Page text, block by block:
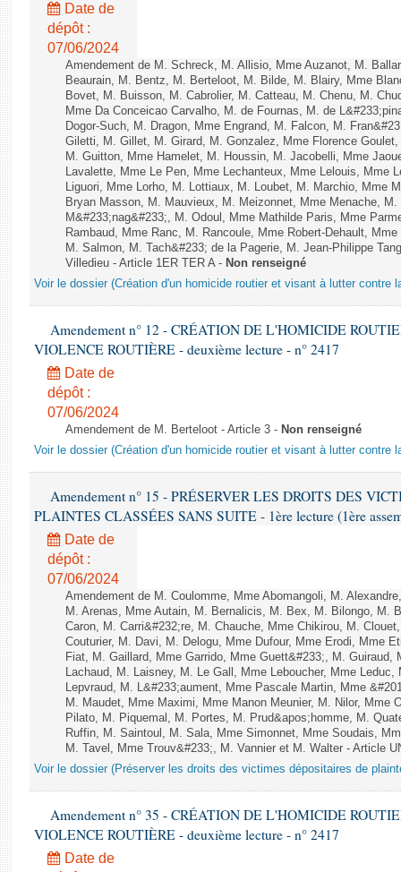
Date de
dépôt :
07/06/2024
Amendement de M. Schreck, M. Allisio, Mme Auzanot, M.
Beaurain, M. Bentz, M. Berteloot, M. Bilde, M. Blairy, Mme
Bovet, M. Buisson, M. Cabrolier, M. Catteau, M. Chenu, M.
Mme Da Conceicao Carvalho, M. de Fournas, M. de
Dogor-Such, M. Dragon, Mme Engrand, M. Falcon, M.
Giletti, M. Gillet, M. Girard, M. Gonzalez, Mme Florence
M. Guitton, Mme Hamelet, M. Houssin, M. Jacobelli, Mme
Lavalette, Mme Le Pen, Mme Lechanteux, Mme Lelouis, Mme
Liguori, Mme Lorho, M. Lottiaux, M. Loubet, M. Marchio, Mme
Bryan Masson, M. Mauvieux, M. Meizonnet, Mme Menache,
M&#233;nag&#233;, M. Odoul, Mme Mathilde Paris, Mme
Rambaud, Mme Ranc, M. Rancoule, Mme Robert-Dehault,
M. Salmon, M. Tach&#233; de la Pagerie, M. Jean-Philippe
Villedieu - Article 1ER TER A - Non renseigné
Voir le dossier (Création d'un homicide routier et visant à lutter contre
Amendement n° 12 - CRÉATION DE L'HOMICIDE
VIOLENCE ROUTIÈRE - deuxième lecture - n° 2417
Date de
dépôt :
07/06/2024
Amendement de M. Berteloot - Article 3 - Non renseigné
Voir le dossier (Création d'un homicide routier et visant à lutter contre
Amendement n° 15 - PRÉSERVER LES DROITS DES
PLAINTES CLASSÉES SANS SUITE - 1ère lecture (1ère
Date de
dépôt :
07/06/2024
Amendement de M. Coulomme, Mme Abomangoli, M.
M. Arenas, Mme Autain, M. Bernalicis, M. Bex, M. Bilongo, M.
Caron, M. Carri&#232;re, M. Chauche, Mme Chikirou, M.
Couturier, M. Davi, M. Delogu, Mme Dufour, Mme Erodi, Mme
Fiat, M. Gaillard, Mme Garrido, Mme Guett&#233;, M.
Lachaud, M. Laisney, M. Le Gall, Mme Leboucher, Mme
Lepvraud, M. L&#233;aument, Mme Pascale Martin, Mme
M. Maudet, Mme Maximi, Mme Manon Meunier, M. Nilor, Mme
Pilato, M. Piquemal, M. Portes, M. Prud&apos;homme, M.
Ruffin, M. Saintoul, M. Sala, Mme Simonnet, Mme Soudais,
M. Tavel, Mme Trouv&#233;, M. Vannier et M. Walter - Article
Voir le dossier (Préserver les droits des victimes dépositaires de
Amendement n° 35 - CRÉATION DE L'HOMICIDE
VIOLENCE ROUTIÈRE - deuxième lecture - n° 2417
Date de